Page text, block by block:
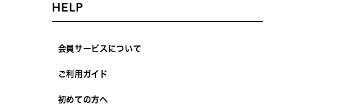
HELP
会員サービスについて
ご利用ガイド
初めての方へ